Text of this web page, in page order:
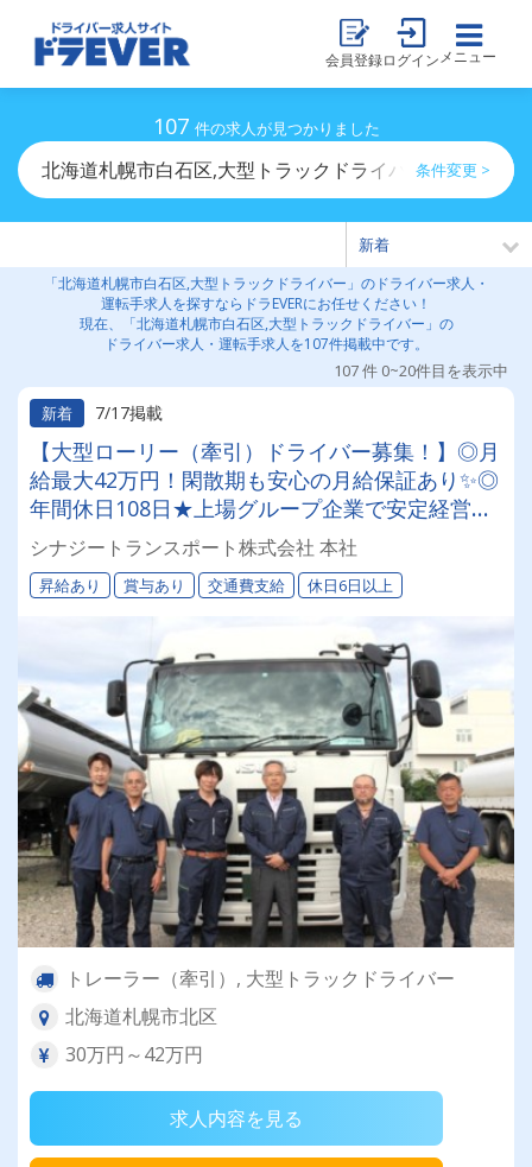
会員登録ログイン メニュー
107 件の求人が見つかりました
北海道札幌市白石区,大型トラックドライバーのドライバ
条件変更 >
「北海道札幌市白石区,大型トラックドライバー」のドライバー求人・
運転手求人を探すならドラEVERにお任せください！
現在、「北海道札幌市白石区,大型トラックドライバー」の
ドライバー求人・運転手求人を107件掲載中です。
107 件 0~20件目を表示中
新着
7/17掲載
【大型ローリー（牽引）ドライバー募集！】◎月
給最大42万円！閑散期も安心の月給保証あり✨◎
年間休日108日★上場グループ企業で安定経営◎
退職金＆再雇用あり◎専属車両＆同乗研修あり！
シナジートランスポート株式会社 本社
昇給あり 賞与あり 交通費支給 休日6日以上
トレーラー（牽引）, 大型トラックドライバー
北海道札幌市北区
30万円～42万円
求人内容を見る